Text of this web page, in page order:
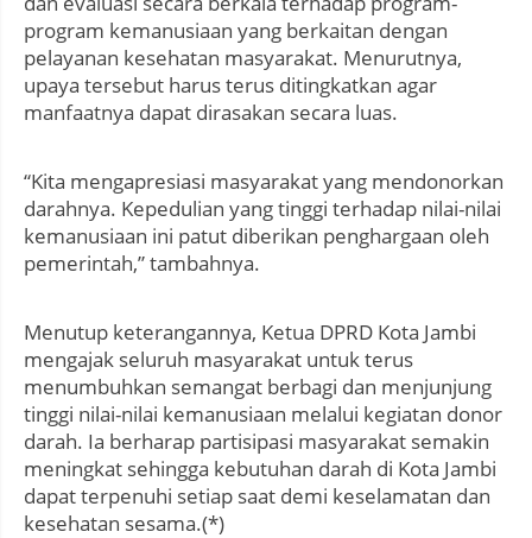
program kemanusiaan yang berkaitan dengan
pelayanan kesehatan masyarakat. Menurutnya,
upaya tersebut harus terus ditingkatkan agar
manfaatnya dapat dirasakan secara luas.
“Kita mengapresiasi masyarakat yang mendonorkan
darahnya. Kepedulian yang tinggi terhadap nilai-nilai
kemanusiaan ini patut diberikan penghargaan oleh
pemerintah,” tambahnya.
Menutup keterangannya, Ketua DPRD Kota Jambi
mengajak seluruh masyarakat untuk terus
menumbuhkan semangat berbagi dan menjunjung
tinggi nilai-nilai kemanusiaan melalui kegiatan donor
darah. Ia berharap partisipasi masyarakat semakin
meningkat sehingga kebutuhan darah di Kota Jambi
dapat terpenuhi setiap saat demi keselamatan dan
kesehatan sesama.(*)